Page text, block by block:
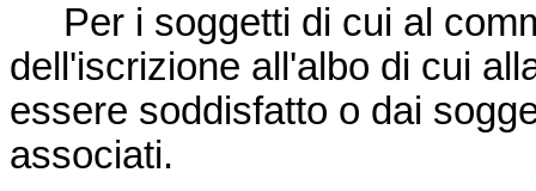
Per i soggetti di cui al
dell'iscrizione all'albo di cui
essere soddisfatto o dai
associati.